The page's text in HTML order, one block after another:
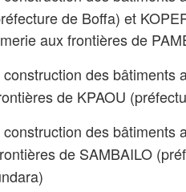
de Boffa) et
aux frontières de
construction des bâtiments
de KPAOU
construction des bâtiments
de SAMBAILO
)